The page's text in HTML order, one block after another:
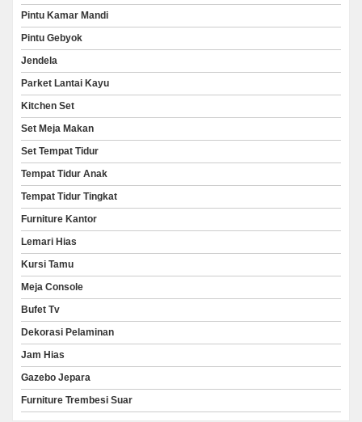
Pintu Kamar Mandi
Pintu Gebyok
Jendela
Parket Lantai Kayu
Kitchen Set
Set Meja Makan
Set Tempat Tidur
Tempat Tidur Anak
Tempat Tidur Tingkat
Furniture Kantor
Lemari Hias
Kursi Tamu
Meja Console
Bufet Tv
Dekorasi Pelaminan
Jam Hias
Gazebo Jepara
Furniture Trembesi Suar